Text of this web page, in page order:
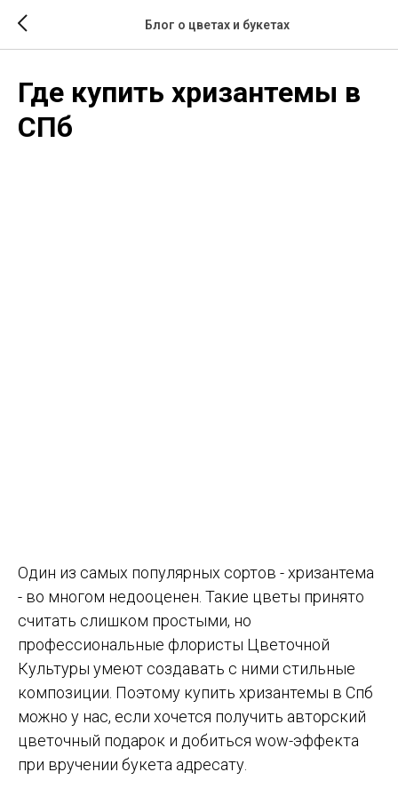
Блог о цветах и букетах
Где купить хризантемы в
СПб
Один из самых популярных сортов - хризантема
- во многом недооценен. Такие цветы принято
считать слишком простыми, но
профессиональные флористы Цветочной
Культуры умеют создавать с ними стильные
композиции. Поэтому купить хризантемы в Спб
можно у нас, если хочется получить авторский
цветочный подарок и добиться wow-эффекта
при вручении букета адресату.